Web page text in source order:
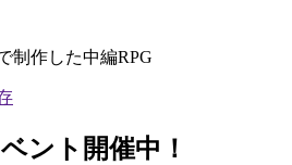
制作した中編RPG
ント開催中！